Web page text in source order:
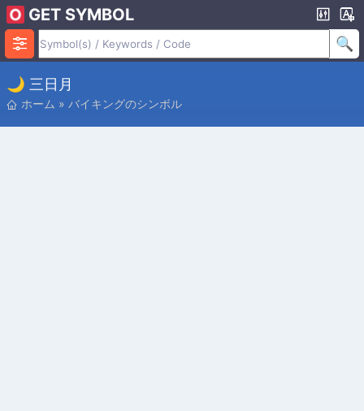
GET SYMBOL
🌙 三日月
ホーム » バイキングのシンボル